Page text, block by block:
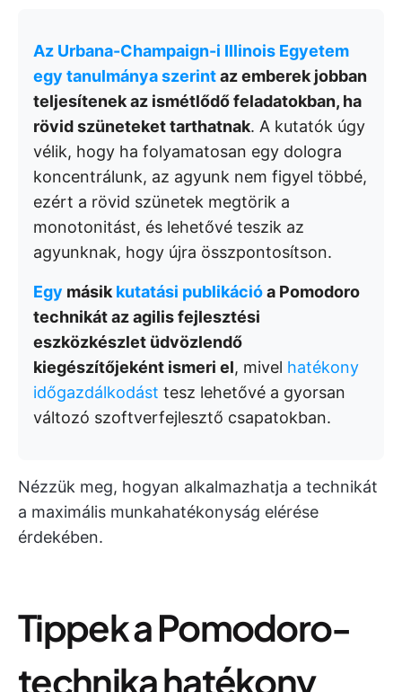
Az Urbana-Champaign-i Illinois Egyetem
egy tanulmánya szerintaz emberek jobban
teljesítenek az ismétlődő feladatokban, ha
rövid szüneteket tarthatnak. A kutatók úgy
vélik, hogy ha folyamatosan egy dologra
koncentrálunk, az agyunk nem figyel többé,
ezért a rövid szünetek megtörik a
monotonitást, és lehetővé teszik az
agyunknak, hogy újra összpontosítson.
Egy másik kutatási publikációa Pomodoro
technikát az agilis fejlesztési
eszközkészlet üdvözlendő
kiegészítőjeként ismeri el, mivel hatékony
időgazdálkodást tesz lehetővé a gyorsan
változó szoftverfejlesztő csapatokban.
Nézzük meg, hogyan alkalmazhatja a technikát
a maximális munkahatékonyság elérése
érdekében.
Tippek a Pomodoro-
technika hatékony